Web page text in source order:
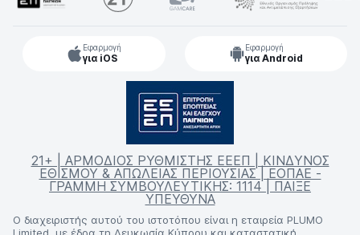
Εφαρμογή
για iOS
Εφαρμογή
για Android
21+ | ΑΡΜΟΔΙΟΣ ΡΥΘΜΙΣΤΗΣ ΕΕΕΠ | ΚΙΝΔΥΝΟΣ
ΕΘΙΣΜΟΥ & ΑΠΩΛΕΙΑΣ ΠΕΡΙΟΥΣΙΑΣ | ΕΟΠΑΕ -
ΓΡΑΜΜΗ ΣΥΜΒΟΥΛΕΥΤΙΚΗΣ: 1114 | ΠΑΙΞΕ
ΥΠΕΥΘΥΝΑ
Ο διαχειριστής αυτού του ιστοτόπου είναι η εταιρεία PLUMO